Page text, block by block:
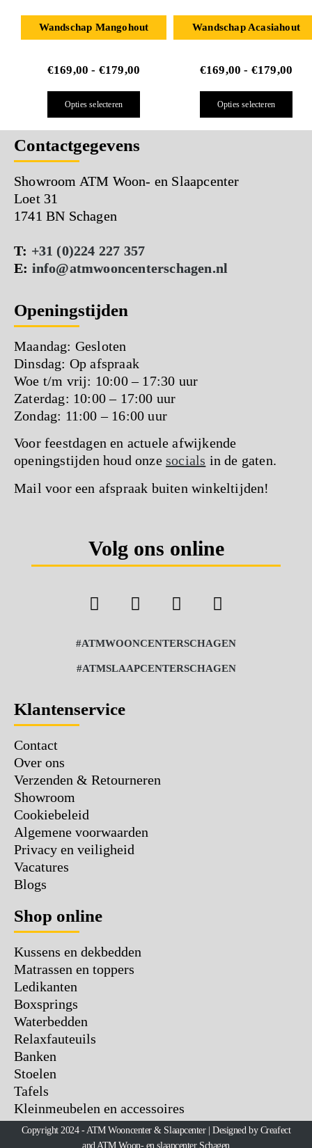
Wandschap Mangohout
€169,00 - €179,00
Opties selecteren
Wandschap Acasiahout
€169,00 - €179,00
Opties selecteren
Contactgegevens
Showroom ATM Woon- en Slaapcenter
Loet 31
1741 BN Schagen
T: +31 (0)224 227 357
E: info@atmwooncenterschagen.nl
Openingstijden
Maandag: Gesloten
Dinsdag: Op afspraak
Woe t/m vrij: 10:00 – 17:30 uur
Zaterdag: 10:00 – 17:00 uur
Zondag: 11:00 – 16:00 uur
Voor feestdagen en actuele afwijkende
openingstijden houd onze socials in de gaten.
Mail voor een afspraak buiten winkeltijden!
Volg ons online
#ATMWOONCENTERSCHAGEN
#ATMSLAAPCENTERSCHAGEN
Klantenservice
Contact
Over ons
Verzenden & Retourneren
Showroom
Cookiebeleid
Algemene voorwaarden
Privacy en veiligheid
Vacatures
Blogs
Shop online
Kussens en dekbedden
Matrassen en toppers
Ledikanten
Boxsprings
Waterbedden
Relaxfauteuils
Banken
Stoelen
Tafels
Kleinmeubelen en accessoires
Copyright 2024 - ATM Wooncenter & Slaapcenter | Designed by Creafect
and ATM Woon- en slaapcenter Schagen